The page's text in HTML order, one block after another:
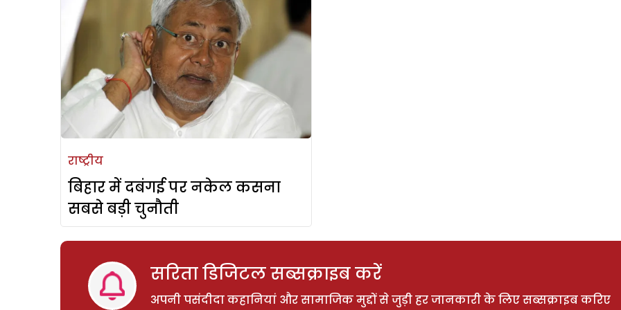
राष्ट्रीय
बिहार में दबंगई पर नकेल कसना
सबसे बड़ी चुनौती
सरिता डिजिटल सब्सक्राइब करें
अपनी पसंदीदा कहानियां और सामाजिक मुद्दों से जुड़ी हर जानकारी के लिए सब्सक्राइब करिए